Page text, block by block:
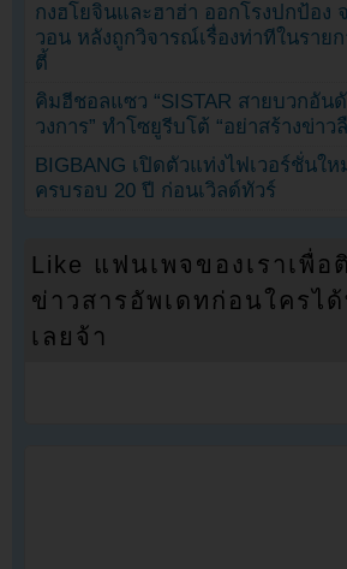
กงฮโยจินและฮาฮ่า ออกโรงปกป้อง
วอน หลังถูกวิจารณ์เรื่องท่าทีในรายก
ตี้
คิมฮีชอลแซว “SISTAR สายบวกอัน
วงการ” ทำโซยูรีบโต้ “อย่าสร้างข่าว
BIGBANG เปิดตัวแท่งไฟเวอร์ชั่นให
ครบรอบ 20 ปี ก่อนเวิลด์ทัวร์
Like แฟนเพจของเราเพื่อ
ข่าวสารอัพเดทก่อนใครไ
เลยจ้า